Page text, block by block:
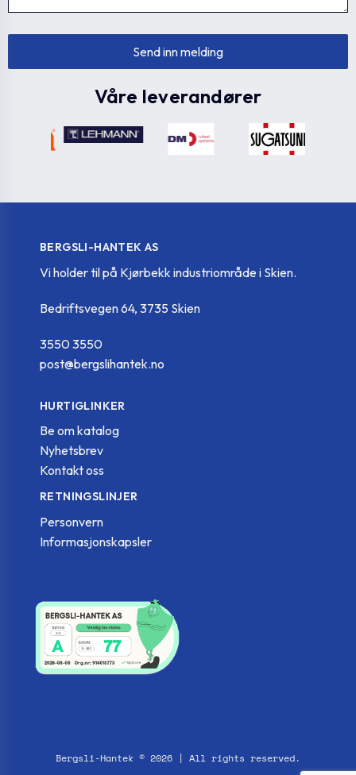
Våre leverandører
BERGSLI-HANTEK AS
Vi holder til på Kjørbekk industriområde i Skien.
Bedriftsvegen 64, 3735 Skien
3550 3550
post@bergslihantek.no
HURTIGLINKER
Be om katalog
Nyhetsbrev
Kontakt oss
RETNINGSLINJER
Personvern
Informasjonskapsler
Bergsli-Hantek © 2026 | All rights reserved.